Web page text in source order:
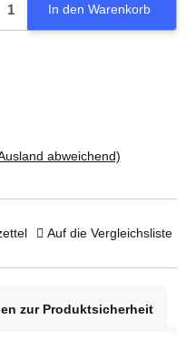
In den Warenkorb
abweichend)
Auf die Vergleichsliste
zur Produktsicherheit